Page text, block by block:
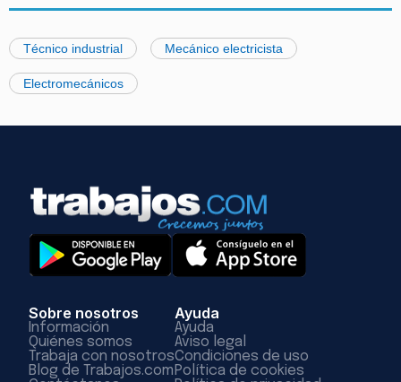
Técnico industrial Mecánico electricista
Electromecánicos
Sobre nosotros
Información
Quiénes somos
Trabaja con nosotros
Blog de Trabajos.com
Ayuda
Ayuda
Aviso legal
Condiciones de uso
Política de cookies